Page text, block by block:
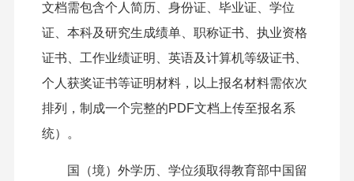
文档需包含个人简历、身份证、毕业证、学位
证、本科及研究生成绩单、职称证书、执业资格
证书、工作业绩证明、英语及计算机等级证书、
个人获奖证书等证明材料，以上报名材料需依次
排列，制成一个完整的PDF文档上传至报名系
统）。
国（境）外学历、学位须取得教育部中国留